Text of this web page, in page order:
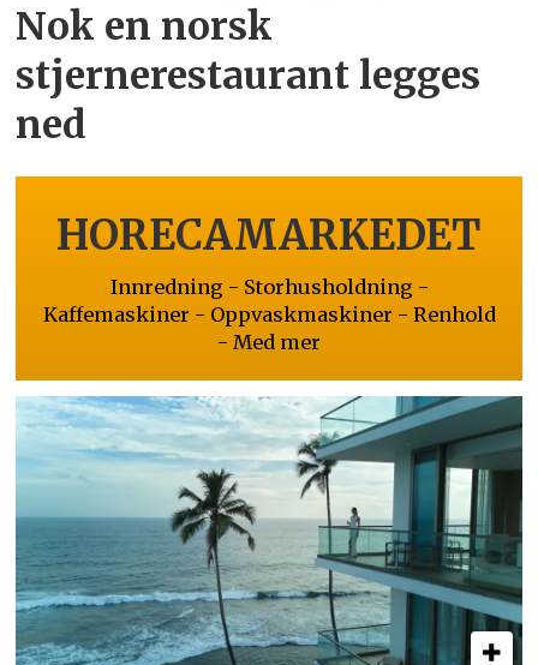
Nok en norsk
stjernerestaurant legges
ned
HORECAMARKEDET
Innredning - Storhusholdning -
Kaffemaskiner - Oppvaskmaskiner - Renhold
- Med mer